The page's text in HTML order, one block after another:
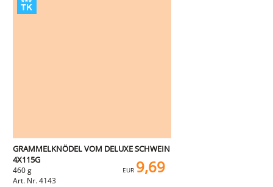
GRAMMELKNÖDEL VOM DELUXE SCHWEIN
4X115G
460 g
Art. Nr. 4143
EUR 9,69